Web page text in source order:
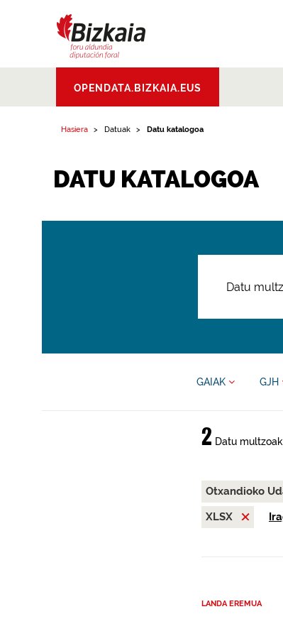
Aldundia.Diputacion
Foral de Bizkaia
OPENDATA.BIZKAIA.EUS
Hasiera Datuak Datu katalogoa
DATU KATALOGOA
GAIAK GJH
2 Datu multzoak
Otxandioko
XLSX
LANDA EREMUA